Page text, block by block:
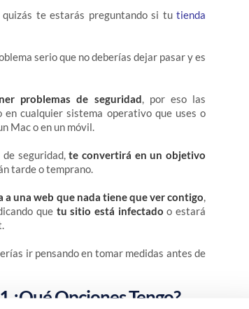
te estarás preguntando si tu tienda
serio que no deberías dejar pasar y es
problemas de seguridad , por eso las
cualquier sistema operativo que uses o
Mac o en un móvil.
de seguridad,te convertirá en un objetivo
tarde o temprano.
una web que nada tiene que ver contigo
que tu sitio está infectado o estará
ir pensando en tomar medidas antes de
¿Qué Opciones Tengo?